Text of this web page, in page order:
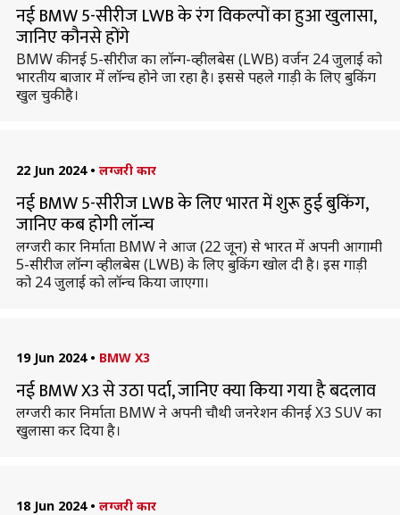
नई BMW 5-सीरीज LWB के रंग विकल्पों का हुआ खुलासा,
जानिए कौनसे होंगे
BMW की नई 5-सीरीज का लॉन्ग-व्हीलबेस (LWB) वर्जन 24 जुलाई को
भारतीय बाजार में लॉन्च होने जा रहा है। इससे पहले गाड़ी के लिए बुकिंग
खुल चुकी है।
22 Jun 2024 • लग्जरी कार
नई BMW 5-सीरीज LWB के लिए भारत में शुरू हुई बुकिंग,
जानिए कब होगी लॉन्च
लग्जरी कार निर्माता BMW ने आज (22 जून) से भारत में अपनी आगामी
5-सीरीज लॉन्ग व्हीलबेस (LWB) के लिए बुकिंग खोल दी है। इस गाड़ी
को 24 जुलाई को लॉन्च किया जाएगा।
19 Jun 2024 • BMW X3
नई BMW X3 से उठा पर्दा, जानिए क्या किया गया है बदलाव
लग्जरी कार निर्माता BMW ने अपनी चौथी जनरेशन की नई X3 SUV का
खुलासा कर दिया है।
18 Jun 2024 • लग्जरी कार